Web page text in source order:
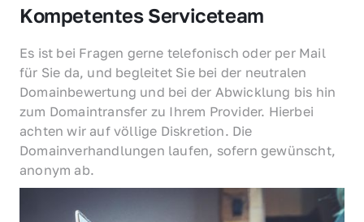
Kompetentes Serviceteam
Es ist bei Fragen gerne telefonisch oder per Mail
für Sie da, und begleitet Sie bei der neutralen
Domainbewertung und bei der Abwicklung bis hin
zum Domaintransfer zu Ihrem Provider. Hierbei
achten wir auf völlige Diskretion. Die
Domainverhandlungen laufen, sofern gewünscht,
anonym ab.